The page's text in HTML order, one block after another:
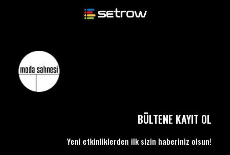
BÜLTENE KAYIT OL
Yeni etkinliklerden ilk sizin haberiniz olsun!